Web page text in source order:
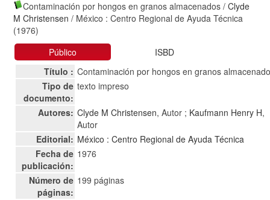
Contaminación por hongos en granos almacenados /Clyde
M Christensen / México : Centro Regional de Ayuda Técnica
(1976)
Público
ISBD
Título : Contaminación por hongos en granos
Tipo de
documento:
texto impreso
Autores: Clyde M Christensen, Autor ; Kaufmann Henry H,
Autor
Editorial: México : Centro Regional de Ayuda Técnica
Fecha de
publicación:
1976
Número de
páginas:
199 páginas